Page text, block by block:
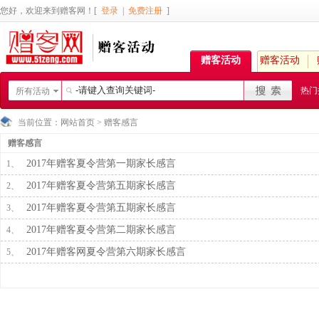
您好，欢迎来到赠客网！[ 登录 免费注册 ]
赠客活动 赠客活动
所有活动 热
当前位置： 网站首页 > 赠客感言
赠客感言
1、 2017年赠客夏令营第一期家长感言
2、 2017年赠客夏令营第五期家长感言
3、 2017年赠客夏令营第五期家长感言
4、 2017年赠客夏令营第二期家长感言
5、 2017年赠客网夏令营第六期家长感言